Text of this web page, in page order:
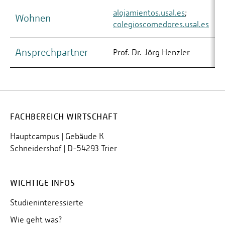
Wohnen alojamientos.usal.es;
colegioscomedores.usal.es
Ansprechpartner Prof. Dr. Jörg Henzler
FACHBEREICH WIRTSCHAFT
Hauptcampus | Gebäude K
Schneidershof | D-54293 Trier
WICHTIGE INFOS
Studieninteressierte
Wie geht was?